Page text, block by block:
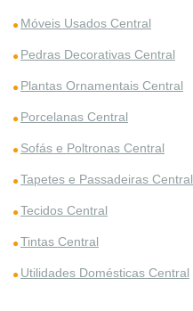
Móveis Usados Central
Pedras Decorativas Central
Plantas Ornamentais Central
Porcelanas Central
Sofás e Poltronas Central
Tapetes e Passadeiras Central
Tecidos Central
Tintas Central
Utilidades Domésticas Central